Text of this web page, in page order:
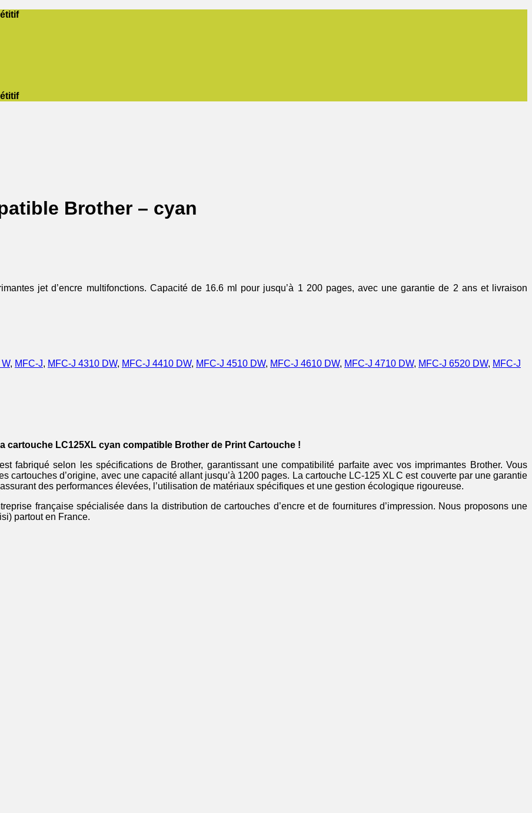
Brother – cyan
jet d’encre multifonctions. Capacité de 16.6 ml pour jusqu’à 1 200 pages, avec une garantie de 2 ans et livraison
, MFC-J, MFC-J 4310 DW, MFC-J 4410 DW, MFC-J 4510 DW, MFC-J 4610 DW, MFC-J 4710 DW, MFC-J 6520 DW, MFC-J
cartouche LC125XL cyan compatible Brother de Print Cartouche !
fabriqué selon les spécifications de Brother, garantissant une compatibilité parfaite avec vos imprimantes Brother. Vous
cartouches d’origine, avec une capacité allant jusqu’à 1200 pages. La cartouche LC-125 XL C est couverte par une garantie
des performances élevées, l’utilisation de matériaux spécifiques et une gestion écologique rigoureuse.
française spécialisée dans la distribution de cartouches d’encre et de fournitures d’impression. Nous proposons une
partout en France.